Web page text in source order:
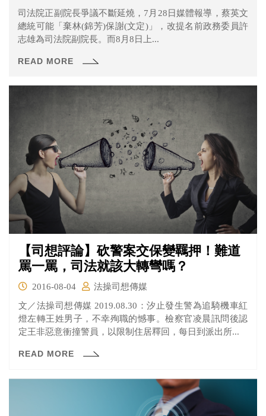
司法院正副院長爭議不斷延燒，7月28日媒體報導，蔡英文
總統可能「棄林(錦芳)保謝(文定)」，改提名前政務委員許
志雄為司法院副院長。而8月8日上...
READ MORE
【司想評論】砍警案交保變羈押！難道
罵一罵，司法就該大轉彎嗎？
2016-08-04
法操司想傳媒
文／法操司想傳媒 2019.08.30：汐止發生警為追騎機車紅
燈左轉王姓男子，不幸殉職的憾事。檢察官凌晨訊問後認
定王非惡意衝撞警員，以限制住居釋回，每日到派出所...
READ MORE